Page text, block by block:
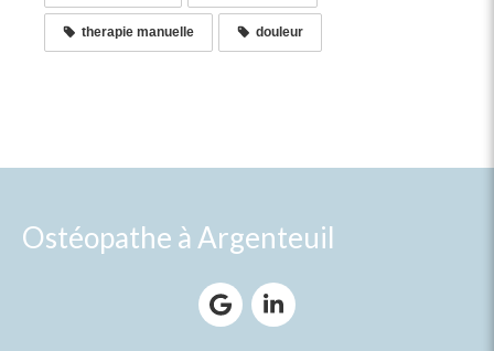
therapie manuelle douleur
Ostéopathe à Argenteuil